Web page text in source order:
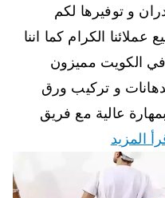
و توفيرها لكم
الكرام كما اننا
الكويت مميزون
و تركيب ورق
عالية مع فريق
المزيد